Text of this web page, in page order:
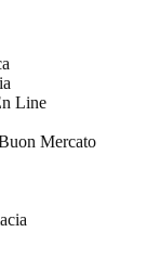
Line
Mercato